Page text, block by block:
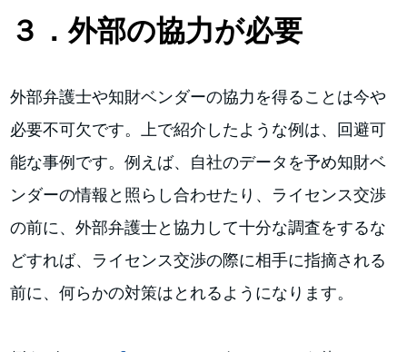
３．外部の協力が必要
外部弁護士や知財ベンダーの協力を得ることは今や
必要不可欠です。上で紹介したような例は、回避可
能な事例です。例えば、自社のデータを予め知財ベ
ンダーの情報と照らし合わせたり、ライセンス交渉
の前に、外部弁護士と協力して十分な調査をするな
どすれば、ライセンス交渉の際に相手に指摘される
前に、何らかの対策はとれるようになります。